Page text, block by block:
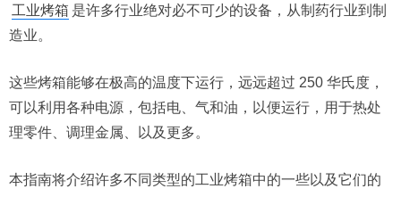
工业烤箱 是许多行业绝对必不可少的设备 ，从制药行业到制
造业。
这些烤箱能够在极高的温度下运行，远远超过 250 华氏度，
可以利用各种电源，包括电、气和油，以便运行，用于热处
理零件、调理金属、以及更多。
本指南将介绍许多不同类型的工业烤箱中的一些以及它们的